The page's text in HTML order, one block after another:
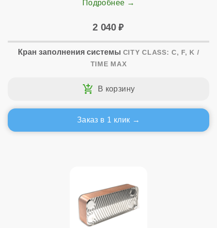
Подробнее
2 040
Кран заполнения системы CITY CLASS: C, F, K /
TIME MAX
Заказ в 1 клик